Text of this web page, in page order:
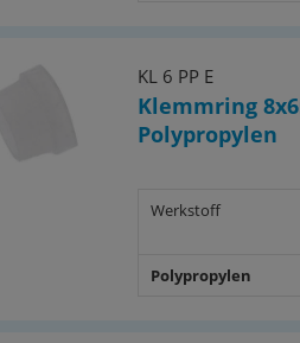
KL 6 PP E
Klemmring
Polypropylen
Werkstoff
Polypropylen